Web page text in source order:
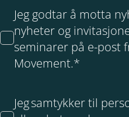
Jeg godtar å motta
nyheter og
seminarer på e-post
Movement.*
Jeg samtykker til